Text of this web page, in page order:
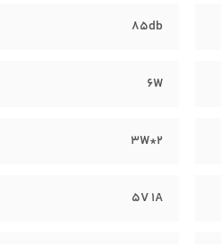
85db
6W
3W*2
5V 1A